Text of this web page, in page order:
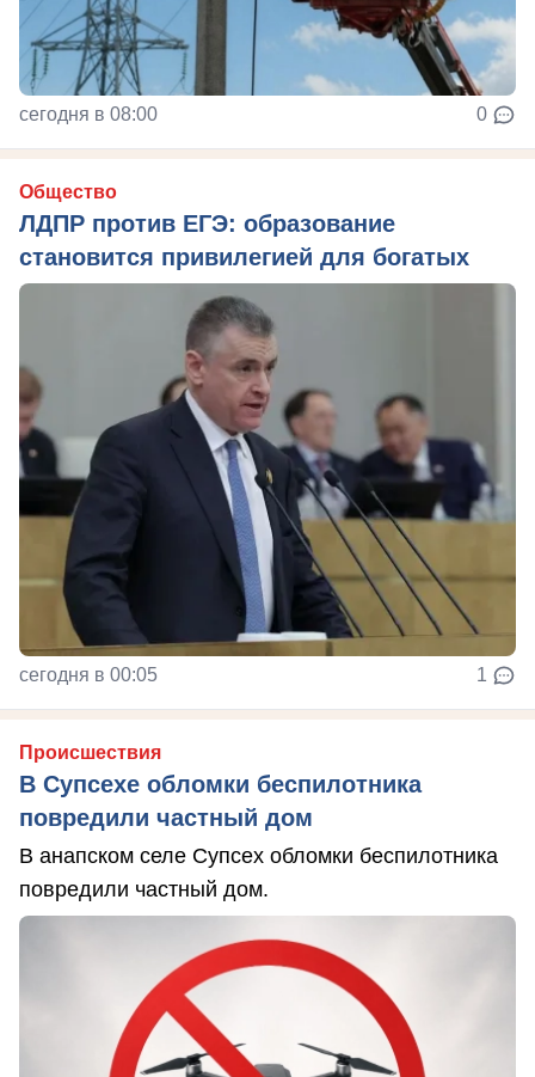
сегодня в 08:00 0
Общество
ЛДПР против ЕГЭ: образование
становится привилегией для богатых
сегодня в 00:05 1
Происшествия
В Супсехе обломки беспилотника
повредили частный дом
В анапском селе Супсех обломки беспилотника
повредили частный дом.